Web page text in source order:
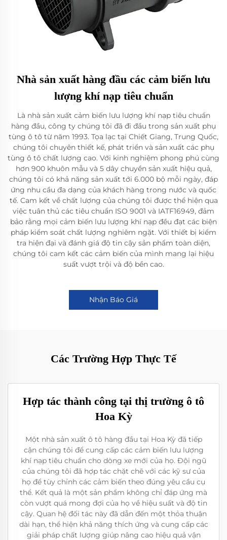
Nhà sản xuất hàng đầu các cảm biến lưu
lượng khí nạp tiêu chuẩn
Là nhà sản xuất cảm biến lưu lượng khí nạp tiêu chuẩn
hàng đầu, công ty chúng tôi đã đi đầu trong sản xuất phụ
tùng ô tô từ năm 1993. Tọa lạc tại Chiết Giang, Trung Quốc,
chúng tôi chuyên thiết kế, phát triển và sản xuất các phụ
tùng ô tô chất lượng cao. Với kinh nghiệm phong phú cùng
hơn 900 khuôn mẫu và 5 dây chuyền sản xuất hiệu quả,
chúng tôi có khả năng sản xuất tới 6.000 bộ mỗi ngày, đáp
ứng nhu cầu đa dạng của khách hàng trong nước và quốc
tế. Cam kết về chất lượng của chúng tôi được thể hiện qua
việc tuân thủ các tiêu chuẩn ISO 9001 và IATF16949, đảm
bảo rằng mọi cảm biến lưu lượng khí nạp đều đạt các biện
pháp kiểm soát chất lượng nghiêm ngặt. Với thiết bị kiểm
tra hiện đại và đánh giá độ tin cậy sản phẩm toàn diện,
chúng tôi cam kết các cảm biến của mình mang lại hiệu
suất vượt trội và độ bền cao.
Nhận Báo Giá
Các Trường Hợp Thực Tế
Hợp tác thành công tại thị trường ô tô
Hoa Kỳ
Một nhà sản xuất ô tô hàng đầu tại Hoa Kỳ đã tiếp
cận chúng tôi để cung cấp các cảm biến lưu lượng
khí nạp tiêu chuẩn cho dòng xe mới của họ. Đội ngũ
của chúng tôi đã hợp tác chặt chẽ với các kỹ sư của
họ để tùy chỉnh các cảm biến theo đúng yêu cầu cụ
thể. Kết quả là một sản phẩm không chỉ đáp ứng mà
còn vượt quá mong đợi của họ về hiệu suất và độ tin
cậy. Quan hệ đối tác này đã dẫn đến một thỏa thuận
dài hạn, thể hiện khả năng thích ứng và cung cấp các
giải pháp chất lượng giúp nâng cao hiệu quả vận